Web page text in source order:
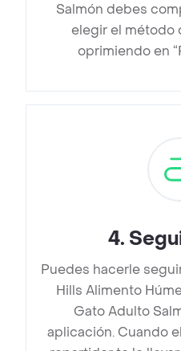
Salmón debes
elegir el método
oprimiendo en
4.
Puedes hacerle
Hills Alimento
Gato Adulto
aplicación. Cuando